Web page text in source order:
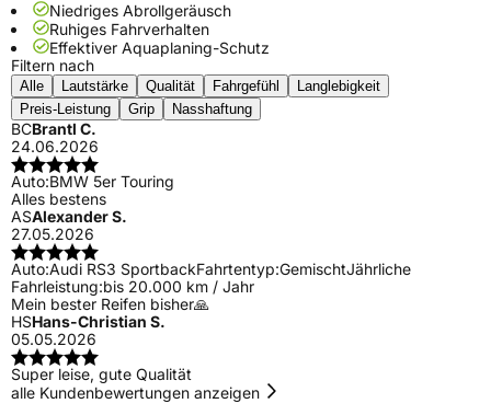
Niedriges Abrollgeräusch
Ruhiges Fahrverhalten
Effektiver Aquaplaning-Schutz
Filtern nach
Alle Lautstärke Qualität Fahrgefühl
Langlebigkeit
Preis-Leistung
Grip Nasshaftung
BCBrantl C.
24.06.2026
Auto:BMW 5er Touring
Alles bestens
ASAlexander S.
27.05.2026
Auto:Audi RS3 SportbackFahrtentyp:GemischtJährliche
Fahrleistung:bis 20.000 km / Jahr
Mein bester Reifen bisher🙏
HSHans-Christian S.
05.05.2026
Super leise, gute Qualität
alle Kundenbewertungen anzeigen